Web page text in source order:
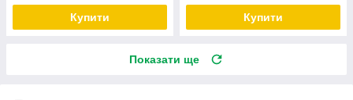
Купити Купити
Показати ще